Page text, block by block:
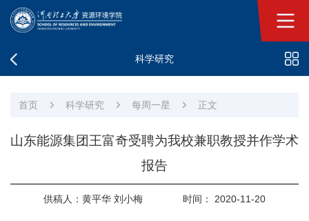
科学研究
首页 科学研究 每周一星 正文
山东能源集团王富奇受聘为我校兼职教授并作学术
报告
供稿人：黄平华 刘小梅 时间： 2020-11-20